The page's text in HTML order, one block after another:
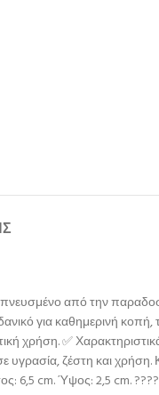
από την
για καθημερινή κοπή,
χρήση. ✅
ζέστη και χρήση.
6,5 cm. Ύψος: 2,5 cm.